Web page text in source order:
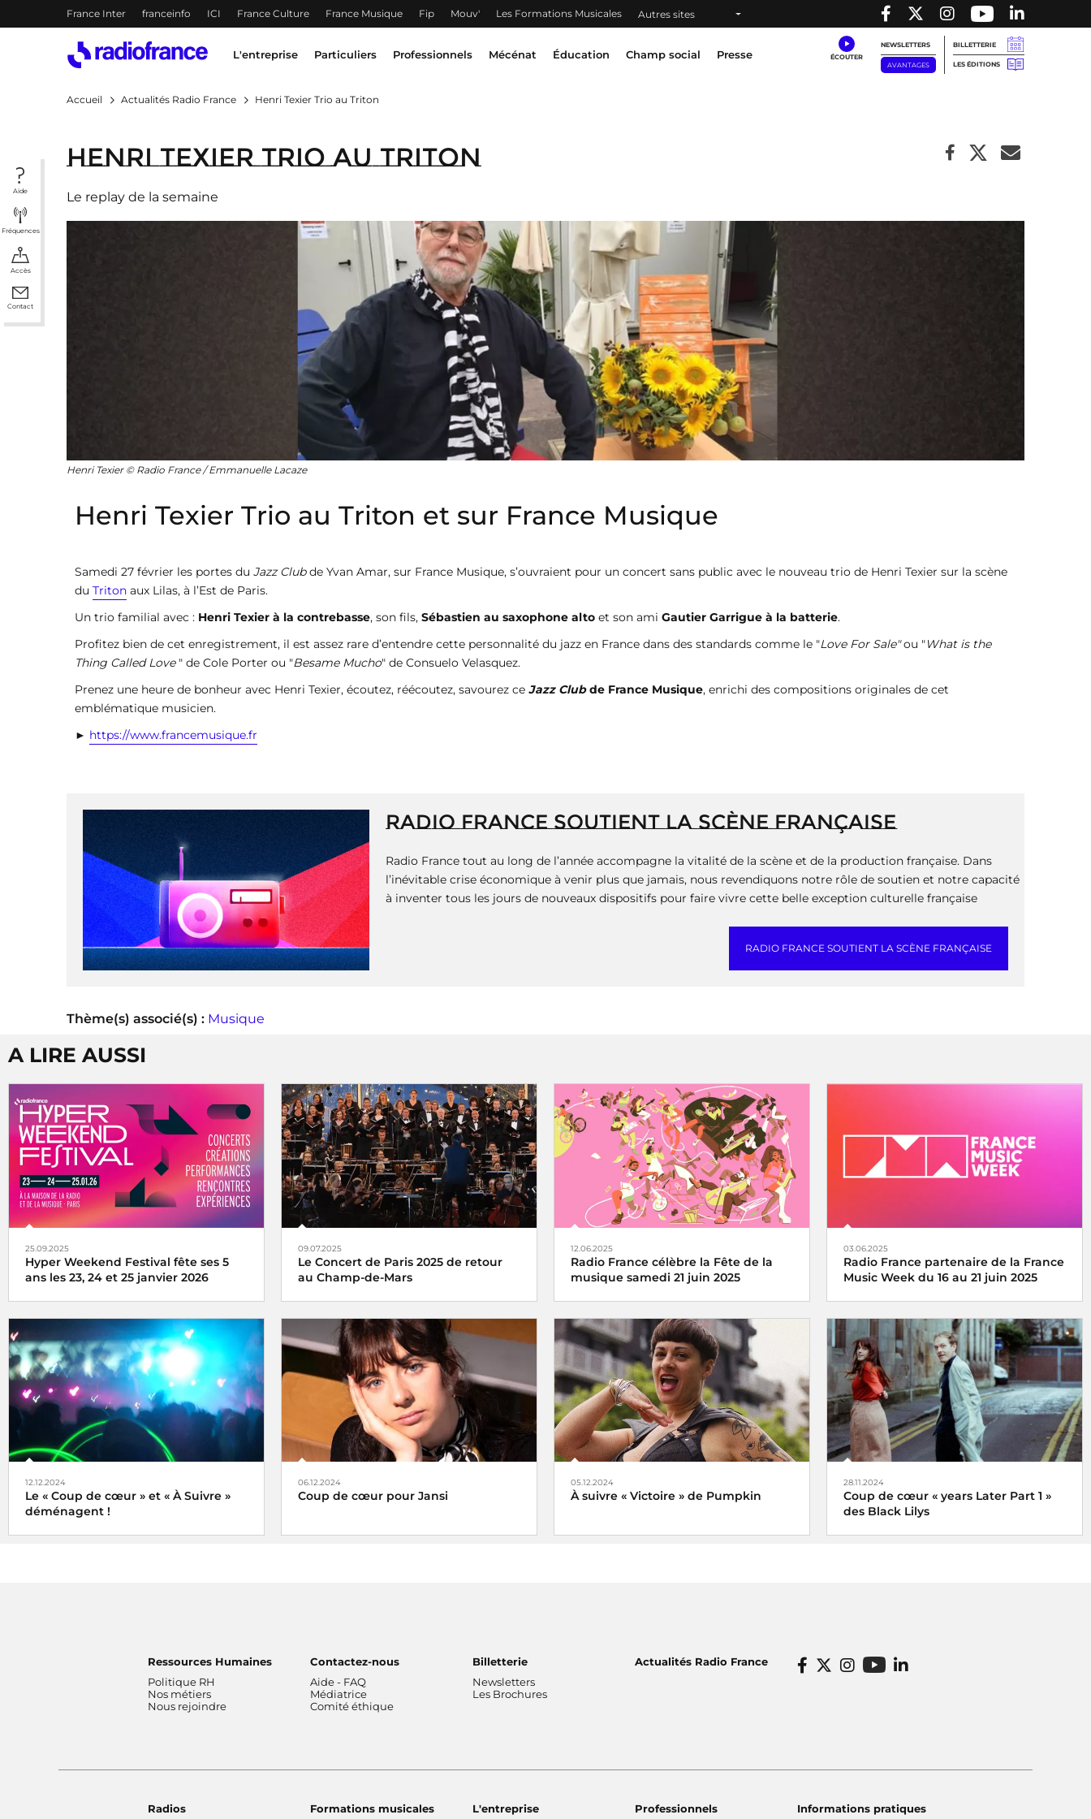
Accès direct :
Menu principal
France Inter franceinfo ICI France Culture France Musique Fip Mouv' Les Formations Musicales Autres sites
Menu principal
L'entreprise Particuliers Professionnels Mécénat Éducation Champ social Presse
NEWSLETTERS
AVANTAGES
BILLETTERIE
LES ÉDITIONS
Aide
Fréquences
Accès
Contact
Accueil Actualités Radio France Henri Texier Trio au Triton
Henri Texier Trio au Triton
Le replay de la semaine
Henri Texier © Radio France / Emmanuelle Lacaze
Henri Texier Trio au Triton et sur France Musique
Samedi 27 février les portes du Jazz Clubde Yvan Amar, sur France Musique, s’ouvraient pour un concert sans public avec le nouveau trio de Henri Texier sur la scène
du Triton aux Lilas, à l’Est de Paris.
Un trio familial avec : Henri Texier à la contrebasse, son fils, Sébastien au saxophone alto et son ami Gautier Garrigue à la batterie.
Profitez bien de cet enregistrement, il est assez rare d’entendre cette personnalité du jazz en France dans des standards comme le "Love For Sale"ou "What is the
Thing Called Love" de Cole Porter ou "Besame Mucho" de Consuelo Velasquez.
Prenez une heure de bonheur avec Henri Texier, écoutez, réécoutez, savourez ce Jazz Clubde France Musique, enrichi des compositions originales de cet
emblématique musicien.
► https://www.francemusique.fr
RADIO FRANCE SOUTIENT LA SCÈNE FRANÇAISE
Radio France tout au long de l’année accompagne la vitalité de la scène et de la production française. Dans
l’inévitable crise économique à venir plus que jamais, nous revendiquons notre rôle de soutien et notre capacité
à inventer tous les jours de nouveaux dispositifs pour faire vivre cette belle exception culturelle française
RADIO FRANCE SOUTIENT LA SCÈNE FRANÇAISE
Thème(s) associé(s) : Musique
A LIRE AUSSI
25.09.2025
Hyper Weekend Festival fête ses 5
ans les 23, 24 et 25 janvier 2026
l'Hyper Weekend Festival vous donne
rendez-vous à la Maison de la Radio et de
la Musique les 23, 24 et 25 janvier 2026
09.07.2025
Le Concert de Paris 2025 de retour
au Champ-de-Mars
Le Concert de Paris du 14 juillet revient
au pied de la Tour Eiffel toujours en
direct sur France Inter, France 2 et dans
le monde entier
12.06.2025
Radio France célèbre la Fête de la
musique samedi 21 juin 2025
La fête de la musique s’écoute, se vit et se
partage avec Radio France, samedi 21 juin
2025
03.06.2025
Radio France partenaire de la France
Music Week du 16 au 21 juin 2025
Une semaine internationale dédiée à la
musique du 16 au 21 juin 2025
12.12.2024
Le « Coup de cœur » et « À Suivre »
déménagent !
06.12.2024
Coup de cœur pour Jansi
05.12.2024
À suivre « Victoire » de Pumpkin
28.11.2024
Coup de cœur « years Later Part 1 »
des Black Lilys
Ressources Humaines
Politique RH
Nos métiers
Nous rejoindre
Contactez-nous
Aide - FAQ
Médiatrice
Comité éthique
Billetterie
Newsletters
Les Brochures
Actualités Radio France
Radios Formations musicales L'entreprise Professionnels Informations pratiques